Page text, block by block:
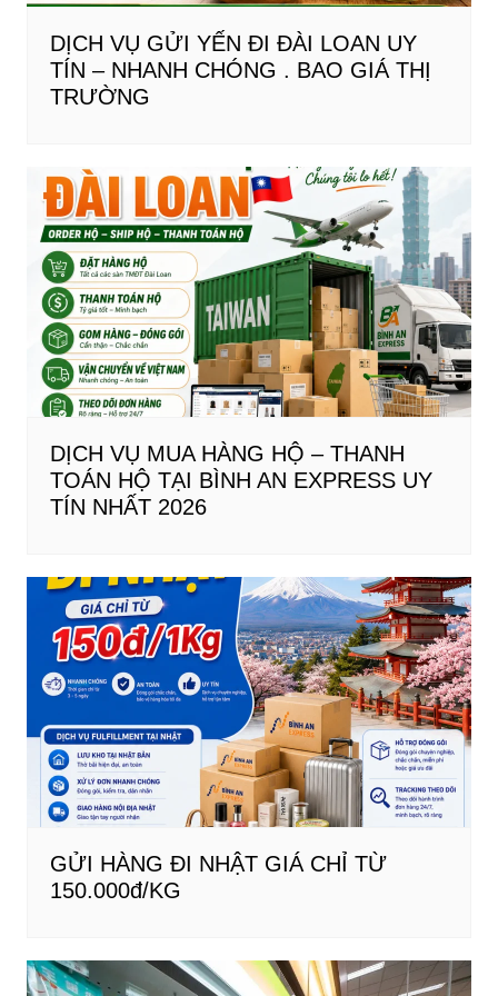
DỊCH VỤ GỬI YẾN ĐI ĐÀI LOAN UY
TÍN – NHANH CHÓNG . BAO GIÁ THỊ
TRƯỜNG
DỊCH VỤ MUA HÀNG HỘ – THANH
TOÁN HỘ TẠI BÌNH AN EXPRESS UY
TÍN NHẤT 2026
GỬI HÀNG ĐI NHẬT GIÁ CHỈ TỪ
150.000đ/KG